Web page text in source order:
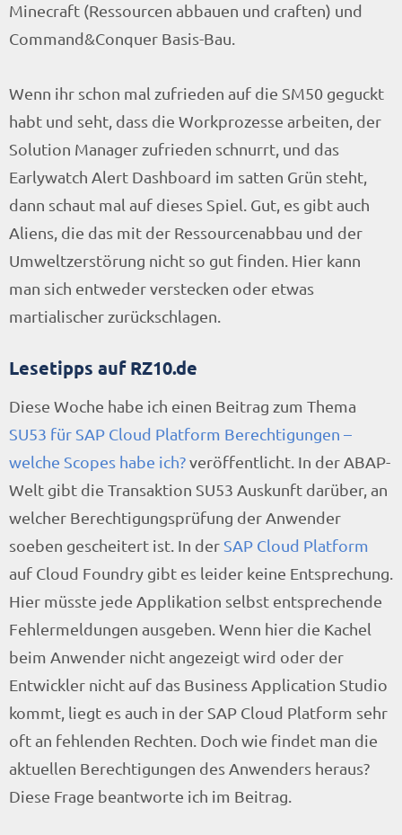
Minecraft (Ressourcen abbauen und craften) und
Command&Conquer Basis-Bau.
Wenn ihr schon mal zufrieden auf die SM50 geguckt
habt und seht, dass die Workprozesse arbeiten, der
Solution Manager zufrieden schnurrt, und das
Earlywatch Alert Dashboard im satten Grün steht,
dann schaut mal auf dieses Spiel. Gut, es gibt auch
Aliens, die das mit der Ressourcenabbau und der
Umweltzerstörung nicht so gut finden. Hier kann
man sich entweder verstecken oder etwas
martialischer zurückschlagen.
Lesetipps auf RZ10.de
Diese Woche habe ich einen Beitrag zum Thema
SU53 für SAP Cloud Platform Berechtigungen –
welche Scopes habe ich?veröffentlicht. In der ABAP-
Welt gibt die Transaktion SU53 Auskunft darüber, an
welcher Berechtigungsprüfung der Anwender
soeben gescheitert ist. In der SAP Cloud Platform
auf Cloud Foundry gibt es leider keine Entsprechung.
Hier müsste jede Applikation selbst entsprechende
Fehlermeldungen ausgeben. Wenn hier die Kachel
beim Anwender nicht angezeigt wird oder der
Entwickler nicht auf das Business Application Studio
kommt, liegt es auch in der SAP Cloud Platform sehr
oft an fehlenden Rechten. Doch wie findet man die
aktuellen Berechtigungen des Anwenders heraus?
Diese Frage beantworte ich im Beitrag.